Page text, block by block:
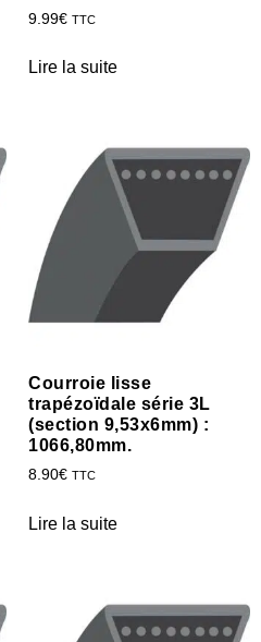
9.99€ TTC
Lire la suite
Courroie lisse
trapézoïdale série 3L
(section 9,53x6mm) :
1066,80mm.
8.90€ TTC
Lire la suite